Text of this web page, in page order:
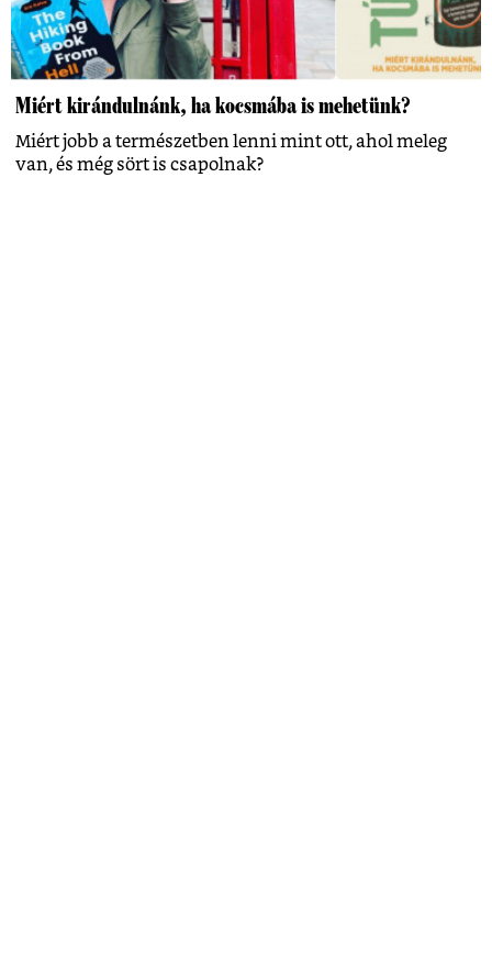
Miért kirándulnánk, ha kocsmába is mehetünk?
Miért jobb a természetben lenni mint ott, ahol meleg
van, és még sört is csapolnak?